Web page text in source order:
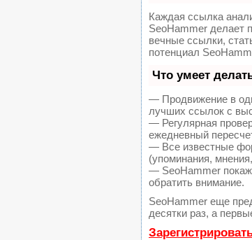
Каждая ссылка
SeoHammer делает
вечные ссылки,
потенциал
Что умеет
— Продвижение в
лучших ссылок с
— Регулярная
ежедневный
— Все известные
(упоминания,
— SeoHammer
обратить внимание.
SeoHammer еще
десятки раз, а